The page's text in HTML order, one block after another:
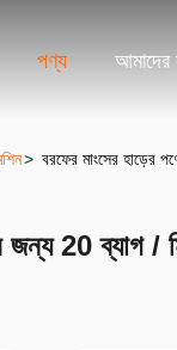
পণ্য আমাদের
> বরফের মাংসের হাড়ের
20 ব্যাগ /